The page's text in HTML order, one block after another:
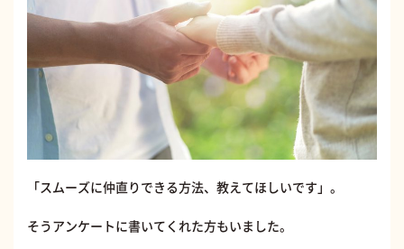
「スムーズに仲直りできる方法、教えてほしいです」。
そうアンケートに書いてくれた方もいました。